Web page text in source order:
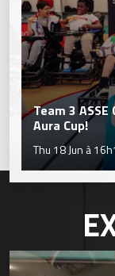
Team 3
Aura Cup!
Thu 18 Jun à